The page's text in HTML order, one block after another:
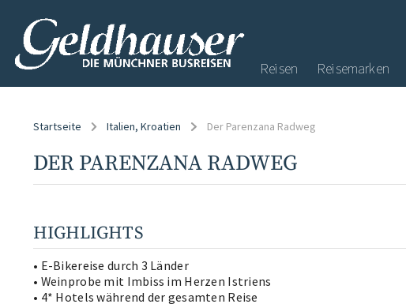
Reisen Reisemarken
Startseite Italien, Kroatien Der Parenzana Radweg
DER PARENZANA RADWEG
HIGHLIGHTS
• E-Bikereise durch 3 Länder
• Weinprobe mit Imbiss im Herzen Istriens
• 4* Hotels während der gesamten Reise